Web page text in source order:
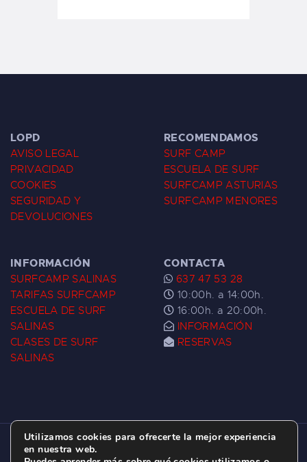
LOPD
AVISO LEGAL
PRIVACIDAD
COOKIES
SEGURIDAD Y
DEVOLUCIONES
RECOMENDAMOS
SURF CAMP
ESCUELA DE SURF
SURFCAMP ASTURIAS
SURFCAMP MENORES
INFORMACIÓN
SURFCAMP SALINAS
TARIFAS SURFCAMP
ESCUELA DE SURF
SALINAS
CLASES DE SURF
SALINAS
CONTACTA
637 47 53 28
10:00h. a 14:00h.
16:00h. a 20:00h.
INFORMACIÓN
RESERVAS
ESCUELA DE SURF LAS DUNAS ©
2026.
Utilizamos cookies para ofrecerte la mejor experiencia
en nuestra web.